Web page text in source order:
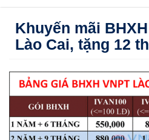
Khuyến mãi
Lào Cai, tặng 12